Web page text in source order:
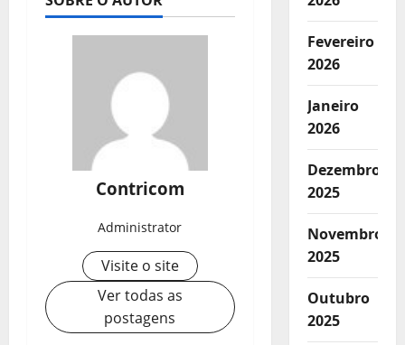
Contricom
Administrator
Visite o site
Ver todas as
postagens
Fevereiro
2026
Janeiro
2026
Dezembro
2025
Novembro
2025
Outubro
2025